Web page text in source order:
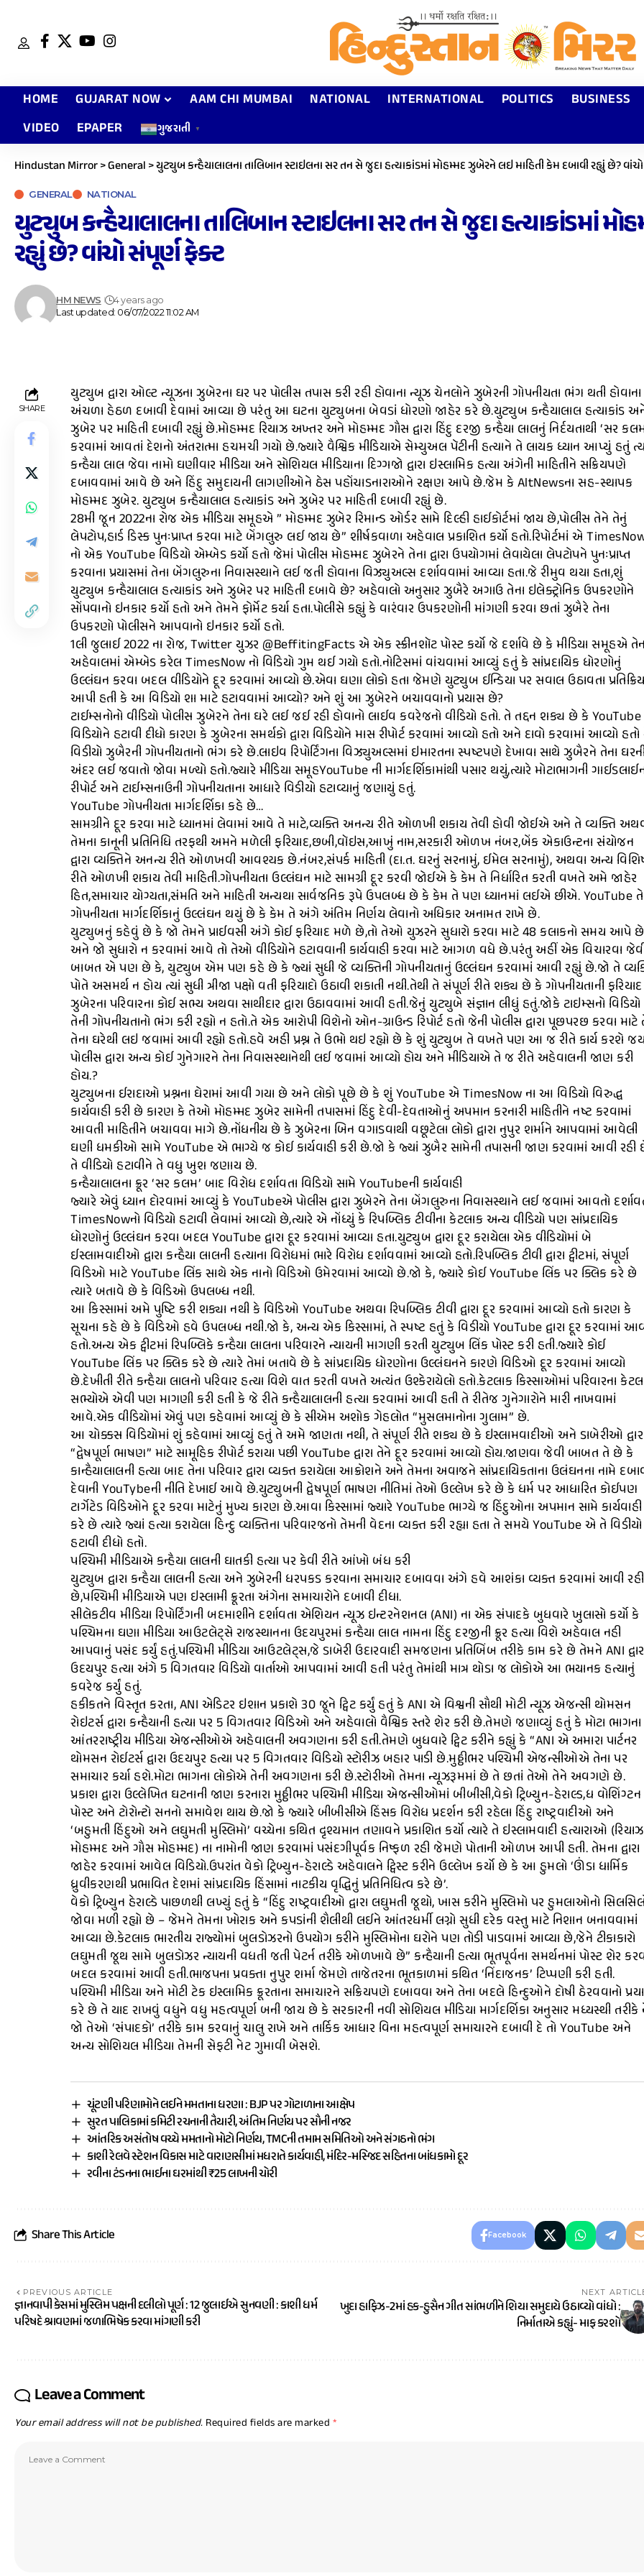
HOME GUJARAT NOW AAM CHI MUMBAI NATIONAL INTERNATIONAL POLITICS
BUSINESS
VIDEO
EPAPER ગુજરાતી ▼
Hindustan Mirror>General >યુટ્યુબ કન્હૈયાલાલના તાલિબાન સ્ટાઇલના સર તન સે જુદા હત્યાકાંડમાં મોહમ્મદ ઝુબેરને લઇ માહિતી કેમ દબાવી રહ્યું છે?
GENERAL NATIONAL
યુટ્યુબ કન્હૈયાલાલના તાલિબાન સ્ટાઇલના સર તન સે જુદા હત્યાકાંડમાં
રહ્યું છે? વાંચો સંપૂર્ણ ફેક્ટ
Last updated: 06/07/2022 11:02 AM
HM NEWS 4 years ago
SHARE
યુટ્યુબ દ્વારા ઓલ્ટ ન્યૂઝના ઝુબેરના ઘર પર પોલીસ તપાસ કરી રહી હોવાના ન્યૂઝ ચેનલોને ઝુબેરની ગોપનીયતા ભંગ થતી હોવાના
અંચળા હેઠળ દબાવી દેવામાં આવ્યા છે પરંતુ આ ઘટના યુટ્યુબના બેવડાં ધોરણો જાહેર કરે છે.યુટ્યુબ કન્હૈયાલાલ હત્યાકાંડ
ઝુબેર પર માહિતી દબાવી રહ્યું છે.મોહમ્મદ રિયાઝ અખ્તર અને મોહમ્મદ ગૌસ દ્વારા હિંદુ દરજી કન્હૈયા લાલનું નિર્દયતાથી ‘સર
કરવામાં આવતાં દેશનો અંતરાત્મા હચમચી ગયો છે.જ્યારે વૈશ્વિક મીડિયાએ સેમ્યુઅલ પૅટીની હત્યાને તે લાયક ધ્યાન આપ્યું હતું
કન્હૈયા લાલ જેવા નામો ઘણીવાર મીડિયા અને સોશિયલ મીડિયાના દિગ્ગજો દ્વારા ઇસ્લામિક હત્યા અંગેની માહિતીને સક્રિયપણે
દબાવવામાં આવે છે અને હિંદુ સમુદાયની લાગણીઓને ઠેસ પહોંચાડનારાઓને રક્ષણ આપે છે.જેમ કે AltNewsના સહ-સ્થાપક
મોહમ્મદ ઝુબેર. યુટ્યુબ કન્હૈયાલાલ હત્યાકાંડ અને ઝુબેર પર માહિતી દબાવી રહ્યું છે.
28મી જૂન 2022ના રોજ એક મીડિયા સમૂહએ ” મોહમ્મદ ઝુબેર રિમાન્ડ ઓર્ડર સામે દિલ્હી હાઈકોર્ટમાં જાય છે,પોલીસ તેને તેનું
લેપટોપ,હાર્ડ ડિસ્ક પુનઃપ્રાપ્ત કરવા માટે બેંગલુરુ લઈ જાય છે” શીર્ષકવાળા અહેવાલ પ્રકાશિત કર્યો હતો.રિપોર્ટમાં એ
નો એક YouTube વિડિયો એમ્બેડ કર્યો હતો જેમાં પોલીસ મોહમ્મદ ઝુબેરને તેના દ્વારા ઉપયોગમાં લેવાયેલા લેપટોપને પુનઃપ્રાપ્ત
કરવાના પ્રયાસમાં તેના બેંગલુરુના નિવાસસ્થાને લઈ જતી હોવાના વિઝ્યુઅલ્સ દર્શાવવામાં આવ્યા હતા.જે રીમુવ થયા હતા,શું
યુટ્યુબ કન્હૈયાલાલ હત્યાકાંડ અને ઝુબેર પર માહિતી દબાવે છે? અહેવાલો અનુસાર ઝુબૈરે અગાઉ તેના ઇલેક્ટ્રોનિક ઉપકરણોને
સોંપવાનો ઇનકાર કર્યો હતો અને તેમને ફોર્મેટ કર્યા હતા.પોલીસે કહ્યું કે વારંવાર ઉપકરણોની માંગણી કરવા છતાં ઝુબૈરે તેના
ઉપકરણો પોલીસને આપવાનો ઇનકાર કર્યો હતો.
1લી જુલાઈ 2022 ના રોજ, Twitter યુઝર @BeffitingFacts એ એક સ્ક્રીનશૉટ પોસ્ટ કર્યો જે દર્શાવે છે કે મીડિયા સમૂહએ
અહેવાલમાં એમ્બેડ કરેલ TimesNow નો વિડિયો ગુમ થઈ ગયો હતો.નોટિસમાં વાંચવામાં આવ્યું હતું કે સાંપ્રદાયિક ધોરણોનું
ઉલ્લંઘન કરવા બદલ વીડિયોને દૂર કરવામાં આવ્યો છે.એવા ઘણા લોકો હતા જેમણે યુટ્યુબ ઈન્ડિયા પર સવાલ ઉઠાવતા
આપી હતી કે આ વિડિયો શા માટે હટાવવામાં આવ્યો? અને શું આ ઝુબેરને બચાવવાનો પ્રયાસ છે?
ટાઈમ્સનોનો વીડિયો પોલીસ ઝુબેરને તેના ઘરે લઈ જઈ રહી હોવાનો લાઈવ કવરેજનો વીડિયો હતો. તે તદ્દન શક્ય છે કે
વિડિયોને હટાવી દીધો કારણ કે ઝુબેરના સમર્થકો દ્વારા વિડિયોને માસ રીપોર્ટ કરવામાં આવ્યો હતો અને દાવો કરવામાં આવ્યો
વિડીયો ઝુબૈરની ગોપનીયતાનો ભંગ કરે છે.લાઇવ રિપોર્ટિંગના વિઝ્યુઅલ્સમાં ઇમારતના સ્પષ્ટપણે દેખાવા સાથે ઝુબૈરને તેના
અંદર લઈ જવાતો જોવા મળ્યો હતો.જ્યારે મીડિયા સમૂહYouTube ની માર્ગદર્શિકામાંથી પસાર થયું,ત્યારે મોટાભાગની
રીપોર્ટ અને ટાઈમ્સનાઉની ગોપનીયતાના આધારે વિડીયો હટાવ્યાનું જણાયું હતું.
YouTube ગોપનીયતા માર્ગદર્શિકા કહે છે…
સામગ્રીને દૂર કરવા માટે ધ્યાનમાં લેવામાં આવે તે માટે,વ્યક્તિ અનન્ય રીતે ઓળખી શકાય તેવી હોવી જોઈએ અને તે વ્યક્તિ
તેમના કાનૂની પ્રતિનિધિ તરફથી અમને મળેલી ફરિયાદ,છબી,વૉઇસ,આખું નામ,સરકારી ઓળખ નંબર,બેંક એકાઉન્ટના સંયોજન
દ્વારા વ્યક્તિને અનન્ય રીતે ઓળખવી આવશ્યક છે.નંબર,સંપર્ક માહિતી (દા.ત. ઘરનું સરનામું, ઈમેલ સરનામું), અથવા અન્ય
રીતે ઓળખી શકાય તેવી માહિતી.ગોપનીયતા ઉલ્લંઘન માટે સામગ્રી દૂર કરવી જોઈએ કે કેમ તે નિર્ધારિત કરતી વખતે અમે જાહેર
હિત,સમાચાર યોગ્યતા,સંમતિ અને માહિતી અન્યથા સાર્વજનિક રૂપે ઉપલબ્ધ છે કે કેમ તે પણ ધ્યાનમાં લઈએ છીએ. YouTube
ગોપનીયતા માર્ગદર્શિકાનું ઉલ્લંઘન થયું છે કે કેમ તે અંગે અંતિમ નિર્ણય લેવાનો અધિકાર અનામત રાખે છે.
યુટ્યુબનું કહેવું છે કે જો તેમને પ્રાઈવસી અંગે કોઈ ફરિયાદ મળે છે,તો તેઓ યુઝરને સુધારો કરવા માટે 48 કલાકનો સમય આપે છે
અને જો સુધારો ન કરવામાં આવે તો તેઓ વીડિયોને હટાવવાની કાર્યવાહી કરવા માટે આગળ વધે છે.પરંતુ અહીં એક વિચારવા
બાબત એ પણ છે કે, યુટ્યુબ એમ પણ કહે છે કે જ્યાં સુધી જે વ્યક્તિની ગોપનીયતાનું ઉલ્લંઘન કરવામાં આવી રહ્યું છે.જો તે
પોતે અસમર્થ ન હોય ત્યાં સુધી ત્રીજા પક્ષો વતી ફરિયાદો ઉઠાવી શકાતી નથી.તેથી તે સંપૂર્ણ રીતે શક્ય છે કે ગોપનીયતાની ફરિયાદ
ઝુબેરના પરિવારના કોઈ સભ્ય અથવા સાથીદાર દ્વારા ઉઠાવવામાં આવી હતી.જેનું યુટ્યુબે સંજ્ઞાન લીધું હતું.જોકે ટાઇમ્સનો વિડિયો
તેની ગોપનીયતાનો ભંગ કરી રહ્યો ન હતો.તે એક આરોપી વિશેનો ઓન-ગ્રાઉન્ડ રિપોર્ટ હતો જેની પોલીસ દ્વારા પૂછપરછ કરવા
તેના ઘરેથી લઇ જવામાં આવી રહ્યો હતો.હવે અહી પ્રશ્ન તે ઉભો થઇ રહ્યો છે કે શું યુટ્યુબ તે વખતે પણ આ જ રીતે કાર્ય કરશે
પોલીસ દ્વારા અન્ય કોઈ ગુનેગારને તેના નિવાસસ્થાનેથી લઈ જવામાં આવ્યો હોય અને મીડિયાએ તે જ રીતે અહેવાલની જાણ કરી
હોય.?
યુટ્યુબના ઈરાદાઓ પ્રશ્નના ઘેરામાં આવી ગયા છે અને લોકો પૂછે છે કે શું YouTube એ TimesNow ના આ વિડિયો વિરુદ્ધ
કાર્યવાહી કરી છે કારણ કે તેઓ મોહમ્મદ ઝુબેર સામેની તપાસમાં હિંદુ દેવી-દેવતાઓનું અપમાન કરનારી માહિતીને નષ્ટ કરવામાં
આવતી માહિતીને બચાવવા માગે છે.નોંધનીય છે કે ઝુબેરના બિન વગાડવાથી વછૂટેલા લોકો દ્વારા નુપુર શર્માને આપવામાં આવેલી
ઘણી ધમકીઓ સામે YouTube એ ભાગ્યે જ કોઈ કાર્યવાહી કરી છે.જો કે જ્યાં ઝુબૈર સામેની તપાસની જાણ કરવામાં આવી રહી
તે વીડિયો હટાવીને તે વધુ ખુશ જણાય છે.
કન્હૈયાલાલના ક્રૂર ‘સર કલમ’ બાદ વિરોધ દર્શાવતા વિડિયો સામે YouTubeની કાર્યવાહી
જ્યારે એવું ધ્યાન દોરવામાં આવ્યું કે YouTubeએ પોલીસ દ્વારા ઝુબેરને તેના બેંગલુરુના નિવાસસ્થાને લઈ જવામાં આવતો
TimesNowનો વિડિયો હટાવી લેવામાં આવ્યો છે,ત્યારે એ નોંધ્યું કે રિપબ્લિક ટીવીના કેટલાક અન્ય વીડિયો પણ સાંપ્રદાયિક
ધોરણોનું ઉલ્લંઘન કરવા બદલ YouTube દ્વારા દૂર કરવામાં આવ્યા હતા.યુટ્યુબ દ્વારા દૂર કરાયેલા એક વીડિયોમાં બે
ઈસ્લામવાદીઓ દ્વારા કન્હૈયા લાલની હત્યાના વિરોધમાં ભારે વિરોધ દર્શાવવામાં આવ્યો હતો.રિપબ્લિક ટીવી દ્વારા ટ્વીટમાં, સંપૂર્ણ
વિડિઓ માટે YouTube લિંક સાથે એક નાનો વિડિઓ ઉમેરવામાં આવ્યો છે.જો કે, જ્યારે કોઈ YouTube લિંક પર ક્લિક કરે છે
ત્યારે બતાવે છે કે વિડિઓ ઉપલબ્ધ નથી.
આ કિસ્સામાં અમે પુષ્ટિ કરી શક્યા નથી કે વિડિઓ YouTube અથવા રિપબ્લિક ટીવી દ્વારા દૂર કરવામાં આવ્યો હતો કારણ કે
સૂચના કહે છે કે વિડિઓ હવે ઉપલબ્ધ નથી.જો કે, અન્ય એક કિસ્સામાં, તે સ્પષ્ટ હતું કે વિડીયો YouTube દ્વારા દૂર કરવામાં
હતો.અન્ય એક ટ્વીટમાં રિપબ્લિકે કન્હૈયા લાલના પરિવારને ન્યાયની માગણી કરતી યુટ્યુબ લિંક પોસ્ટ કરી હતી.જ્યારે કોઈ
YouTube લિંક પર ક્લિક કરે છે ત્યારે તેમાં બતાવે છે કે સાંપ્રદાયિક ધોરણોના ઉલ્લંઘનને કારણે વિડિઓ દૂર કરવામાં આવ્યો
છે.દેખીતી રીતે કન્હૈયા લાલનો પરિવાર હત્યા વિશે વાત કરતી વખતે અત્યંત ઉશ્કેરાયેલો હતો.કેટલાક કિસ્સાઓમાં પરિવારના
સભ્યોએ એવી પણ માગણી કરી હતી કે જે રીતે કન્હૈયાલાલની હત્યા કરવામાં આવી હતી તે રીતેજ ગુનેગારોને મારી નાખવામાં
આવે.એક વીડિયોમાં એવું પણ કહેવામાં આવ્યું છે કે સીએમ અશોક ગેહલોત “મુસલમાનોના ગુલામ” છે.
આ ચોક્કસ વિડિયોમાં શું કહેવામાં આવ્યું હતું તે અમે જાણતા નથી, તે સંપૂર્ણ રીતે શક્ય છે કે ઇસ્લામવાદીઓ અને ડાબેરીઓ
“દ્વેષપૂર્ણ ભાષણ” માટે સામૂહિક રીપોર્ટ કરાયા પછી YouTube દ્વારા તેને દૂર કરવામાં આવ્યો હોય.જાણવા જેવી બાબત તે છે કે
કાન્હૈયાલાલની હત્યા બાદ તેના પરિવાર દ્વારા વ્યક્ત કરાયેલા આક્રોશને અને તેમના અવાજને સાંપ્રદાયિકતાના ઉલંઘનના નામે
દેવાની YouTybeની નીતિ દેખાઈ આવે છે.યુટ્યુબની દ્વેષપૂર્ણ ભાષણ નીતિમાં તેઓ ઉલ્લેખ કરે છે કે ધર્મ પર આધારિત કોઈપણ
ટાર્ગેટેડ વિડિઓને દૂર કરવા માટેનું મુખ્ય કારણ છે.આવા કિસ્સામાં જ્યારે YouTube ભાગ્યે જ હિંદુઓના અપમાન સામે કાર્યવાહી
કરે છે ત્યારે જ્યાં હત્યા કરાયેલા હિન્દુ વ્યક્તિના પરિવારજનો તેમની વેદના વ્યક્ત કરી રહ્યા હતા તે સમયે YouTube એ તે વિડીયો
હટાવી દીધો હતો.
પશ્ચિમી મીડિયાએ કન્હૈયા લાલની ઘાતકી હત્યા પર કેવી રીતે આંખો બંધ કરી
યુટ્યુબ દ્વારા કન્હૈયા લાલની હત્યા અને ઝુબેરની ધરપકડ કરવાના સમાચાર દબાવવા અંગે હવે આશંકા વ્યક્ત કરવામાં આવી રહી
છે,પશ્ચિમી મીડિયાએ પણ ઇસ્લામી ક્રૂરતા અંગેના સમાચારોને દબાવી દીધા.
સીલેકટીવ મીડિયા રિપોર્ટિંગની બદમાશીને દર્શાવતા એશિયન ન્યૂઝ ઇન્ટરનેશનલ (ANI) ના એક સંપાદકે બુધવારે ખુલાસો કર્યો કે
પશ્ચિમના ઘણા મીડિયા આઉટલેટ્સે રાજસ્થાનના ઉદયપુરમાં કન્હૈયા લાલ નામના હિંદુ દરજીની ક્રૂર હત્યા વિશે અહેવાલ નહી
આપવાનું પસંદ કર્યું હતું.પશ્ચિમી મીડિયા આઉટલેટ્સ,જે ડાબેરી ઉદારવાદી સમજણના પ્રતિબિંબ તરીકે કામ કરે છે તેમને ANI
ઉદયપુર હત્યા અંગે 5 વિગતવાર વિડિયો વાર્તાઓ આપવામાં આવી હતી પરંતુ તેમાંથી માત્ર થોડા જ લોકોએ આ ભયાનક હત્યાનું
કવરેજ કર્યું હતું.
હકીકતને વિસ્તૃત કરતા, ANI એડિટર ઇશાન પ્રકાશે 30 જૂને ટ્વિટ કર્યું હતું કે ANI એ વિશ્વની સૌથી મોટી ન્યૂઝ એજન્સી થોમસન
રોઇટર્સ દ્વારા કન્હૈયાની હત્યા પર 5 વિગતવાર વિડિઓ અને અહેવાલો વૈશ્વિક સ્તરે શેર કરી છે.તેમણે જણાવ્યું હતું કે મોટા ભાગના
આંતરરાષ્ટ્રીય મીડિયા એજન્સીઓએ અહેવાલની અવગણના કરી હતી.તેમણે બુધવારે ટ્વિટ કરીને કહ્યું કે “ANI એ અમારા પાર્ટનર
થોમસન રોઈટર્સ દ્વારા ઉદયપુર હત્યા પર 5 વિગતવાર વિડિયો સ્ટોરીઝ બહાર પાડી છે.મુઠ્ઠીભર પશ્ચિમી એજન્સીઓએ તેના પર
સમાચાર કર્યા હશે.મોટા ભાગના લોકોએ તેની અવગણના કરી છે.સ્ટોરીઓ તેમના ન્યૂઝરૂમમાં છે તે છતાં તેઓ તેને અવગણે છે.
પ્રકાશ દ્વારા ઉલ્લેખિત ઘટનાની જાણ કરનારા મુઠ્ઠીભર પશ્ચિમી મીડિયા એજન્સીઓમાં બીબીસી,વેકો ટ્રિબ્યુન-હેરાલ્ડ,ધ વોશિંગ્ટન
પોસ્ટ અને ટોરોન્ટો સનનો સમાવેશ થાય છે.જો કે જ્યારે બીબીસીએ હિંસક વિરોધ પ્રદર્શન કરી રહેલા હિંદુ રાષ્ટ્રવાદીઓ અને
‘બહુમતી હિંદુઓ અને લઘુમતી મુસ્લિમો’ વચ્ચેના કથિત દૃશ્યમાન તણાવને પ્રકાશિત કર્યો ત્યારે તે ઇસ્લામવાદી હત્યારાઓ (રિયાઝ
મોહમ્મદ અને ગૌસ મોહમ્મદ) ના નામોની જાણ કરવામાં પસંદગીપૂર્વક નિષ્ફળ રહી જેમણે પોતાની ઓળખ આપી હતી. તેમના દ્વારા
જાહેર કરવામાં આવેલ વિડિયો.ઉપરાંત વેકો ટ્રિબ્યુન-હેરાલ્ડે અહેવાલને ટ્વિસ્ટ કરીને ઉલ્લેખ કર્યો છે કે આ હુમલો ‘ઊંડા ધાર્મિક
ધ્રુવીકરણથી પ્રભાવિત દેશમાં સાંપ્રદાયિક હિંસામાં નાટકીય વૃદ્ધિનું પ્રતિનિધિત્વ કરે છે’.
વેકો ટ્રિબ્યુન હેરાલ્ડે પાછળથી લખ્યું હતું કે “હિંદુ રાષ્ટ્રવાદીઓ દ્વારા લઘુમતી જૂથો, ખાસ કરીને મુસ્લિમો પર હુમલાઓનો
જોવા મળી રહ્યો છે – જેમને તેમના ખોરાક અને કપડાંની શૈલીથી લઈને આંતરધર્મી લગ્નો સુધી દરેક વસ્તુ માટે નિશાન બનાવવામાં
આવ્યા છે.કેટલાક ભારતીય રાજ્યોમાં બુલડોઝરનો ઉપયોગ કરીને મુસ્લિમોના ઘરોને પણ તોડી પાડવામાં આવ્યા છે,જેને ટીકાકારો
લઘુમતી જૂથ સામે બુલડોઝર ન્યાયની વધતી જતી પેટર્ન તરીકે ઓળખાવે છે” કન્હૈયાની હત્યા ભૂતપૂર્વના સમર્થનમાં પોસ્ટ શેર
બદલ કરવામાં આવી હતી.ભાજપના પ્રવક્તા નુપુર શર્મા જેમણે તાજેતરના ભૂતકાળમાં કથિત ‘નિંદાજનક’ ટિપ્પણી કરી હતી.
પશ્ચિમી મીડિયા અને મોટી ટેક ઇસ્લામિક ક્રૂરતાના સમાચારને સક્રિયપણે દબાવવા અને તેના બદલે હિન્દુઓને દોષી ઠેરવવાનો
કરે છે તે યાદ રાખવું વધુને વધુ મહત્વપૂર્ણ બની જાય છે કે સરકારની નવી સોશિયલ મીડિયા માર્ગદર્શિકા અનુસાર મધ્યસ્થી તરીકે
જો તેઓ ‘સંપાદકો’ તરીકે કામ કરવાનું ચાલુ રાખે અને તાર્કિક આધાર વિના મહત્વપૂર્ણ સમાચારને દબાવી દે તો YouTube અને
અન્ય સોશિયલ મીડિયા તેમની સેફટી નેટ ગુમાવી બેસશે.
ચૂંટણી પરિણામોને લઈને મમતાના ધરણા : BJP પર ગોટાળાના આક્ષેપ
સુરત પાલિકામાં કમિટી રચનાની તૈયારી, અંતિમ નિર્ણય પર સૌની નજર
આંતરિક અસંતોષ વચ્ચે મમતાનો મોટો નિર્ણય, TMCની તમામ સમિતિઓ અને સંગઠનો ભંગ
કાશી રેલવે સ્ટેશન વિકાસ માટે વારાણસીમાં મધરાતે કાર્યવાહી, મંદિર-મસ્જિદ સહિતના બાંધકામો દૂર
રવીના ટંડનના ભાઈના ઘરમાંથી ₹25 લાખની ચોરી
Share This Article Facebook
PREVIOUS ARTICLE
જ્ઞાનવાપી કેસમાં મુસ્લિમ પક્ષની દલીલો પૂર્ણ : 12 જુલાઈએ સુનવણી : કાશી ધર્મ
પરિષદે શ્રાવણમાં જળાભિષેક કરવા માંગણી કરી
NEXT
ખુદા હાફિઝ-2માં હક-હુસૈન ગીત સાંભળીને શિયા સમુદાયે ઉઠાવ્યો વાંધો :
નિર્માતાએ કહ્યું- માફ કરશો
Leave a Comment
Your email address will not be published. Required fields are marked *